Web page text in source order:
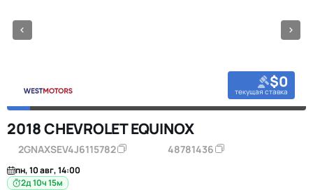
$0
текущая ставка
2018 CHEVROLET EQUINOX
2GNAXSEV4J6115782 48781436
пн, 10 авг, 14:00
2д 10ч 15м